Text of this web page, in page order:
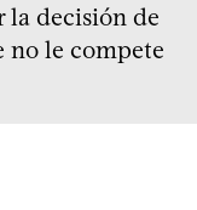
la decisión de
no le compete